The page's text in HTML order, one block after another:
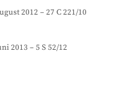
2012 – 27 C 221/10
2013 – 5 S 52/12